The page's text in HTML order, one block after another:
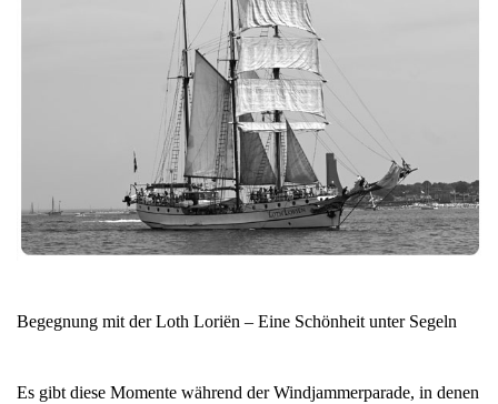
Begegnung mit der Loth Loriën – Eine Schönheit unter Segeln
Es gibt diese Momente während der Windjammerparade, in denen